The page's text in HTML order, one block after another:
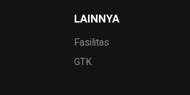
LAINNYA
Fasilitas
GTK